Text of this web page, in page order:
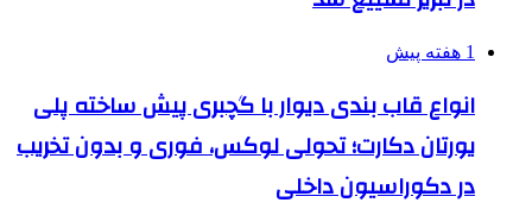
1 هفته پیش
انواع قاب بندی دیوار با گچبری پیش ساخته پلی
یورتان دکارت؛ تحولی لوکس، فوری و بدون تخریب
در دکوراسیون داخلی